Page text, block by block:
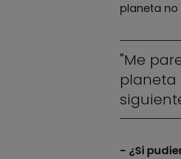
planeta no
"Me
planeta
- ¿Si